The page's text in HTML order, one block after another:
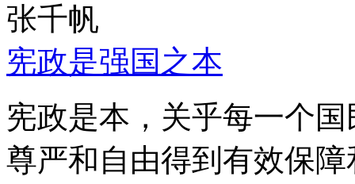
张千帆
宪政是强国之本
宪政是本，关乎每一个
尊严和自由得到有效保